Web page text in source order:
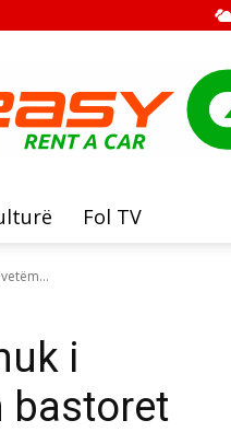
Fol TV
i
bastoret